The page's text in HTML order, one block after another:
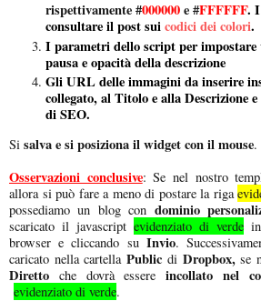
rispettivamente #000000e #FFFFFF. I
consultare il post suicodici dei colori.
I parametri dello script per impostare
pausa e opacità della descrizione
Gli URL delle immagini da inserire
collegato, al Titolo e alla Descrizione
di SEO.
Si salva e si posiziona il widget con il mouse.
Osservazioni conclusive: Se nel nostro
allora si può fare a meno di postare la riga
possediamo un blog con dominio
scaricato il javascript evidenziato di verde
browser e cliccando suInvio.
caricato nella cartellaPublic di Dropbox,se
Diretto che dovrà essere incollato nel
evidenziato di verde.